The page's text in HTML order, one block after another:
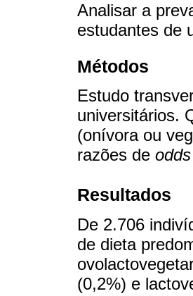
Analisar a
estudantes de
Métodos
Estudo
universitários.
(onívora ou
razões de odds
Resultados
De 2.706
de dieta
(0,2%) e